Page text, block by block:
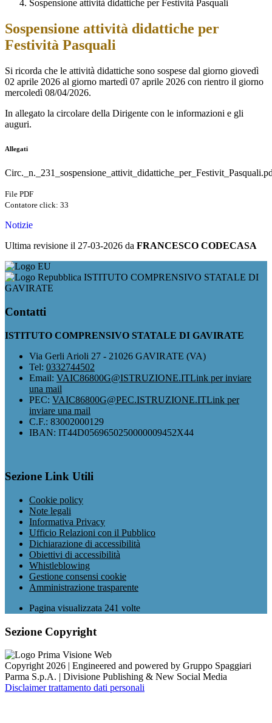
Sospensione attività didattiche per Festività Pasquali
Sospensione attività didattiche per
Festività Pasquali
Si ricorda che le attività didattiche sono sospese dal giorno giovedì
02 aprile 2026 al giorno martedì 07 aprile 2026 con rientro il giorno
mercoledì 08/04/2026.
In allegato la circolare della Dirigente con le informazioni e gli
auguri.
Allegati
File PDF
Contatore click: 33
Notizie
Ultima revisione il 27-03-2026 da FRANCESCO CODECASA
ISTITUTO COMPRENSIVO STATALE DI
GAVIRATE
Contatti
ISTITUTO COMPRENSIVO STATALE DI GAVIRATE
Via Gerli Arioli 27 - 21026 GAVIRATE (VA)
Tel: 0332744502
Email: VAIC86800G@ISTRUZIONE.ITLink per inviare
una mail
PEC: VAIC86800G@PEC.ISTRUZIONE.ITLink per
inviare una mail
C.F.: 83002000129
IBAN: IT44D0569650250000009452X44
Sezione Link Utili
Cookie policy
Note legali
Informativa Privacy
Ufficio Relazioni con il Pubblico
Dichiarazione di accessibilità
Obiettivi di accessibilità
Whistleblowing
Gestione consensi cookie
Amministrazione trasparente
Pagina visualizzata 241 volte
Sezione Copyright
Copyright 2026 | Engineered and powered by Gruppo Spaggiari
Parma S.p.A. | Divisione Publishing & New Social Media
Disclaimer trattamento dati personali